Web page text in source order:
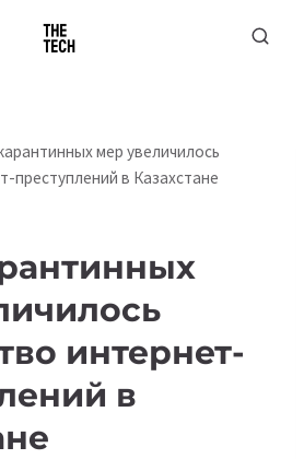
мер увеличилось
преступлений в Казахстане
интернет-
в